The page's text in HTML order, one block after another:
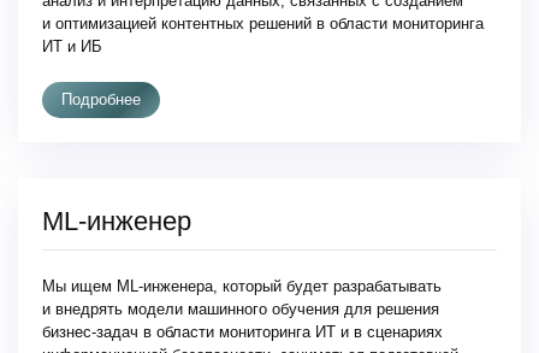
и оптимизацией контентных решений в области мониторинга
ИТ и ИБ
Подробнее
ML-инженер
Мы ищем ML-инженера, который будет разрабатывать
и внедрять модели машинного обучения для решения
бизнес-задач в области мониторинга ИТ и в сценариях